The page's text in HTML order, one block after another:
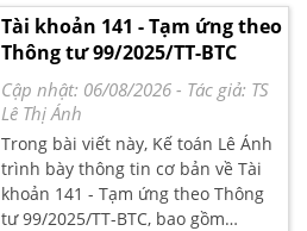
xuất kho và các yêu cầu quản lý chi
tiết.
Tài khoản 141 - Tạm ứng theo
Thông tư 99/2025/TT-BTC
Cập nhật: 06/08/2026 - Tác giả: TS
Lê Thị Ánh
Trong bài viết này, Kế toán Lê Ánh
trình bày thông tin cơ bản về Tài
khoản 141 - Tạm ứng theo Thông
tư 99/2025/TT-BTC, bao gồm